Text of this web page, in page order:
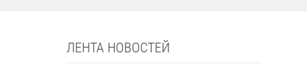
ЛЕНТА НОВОСТЕЙ